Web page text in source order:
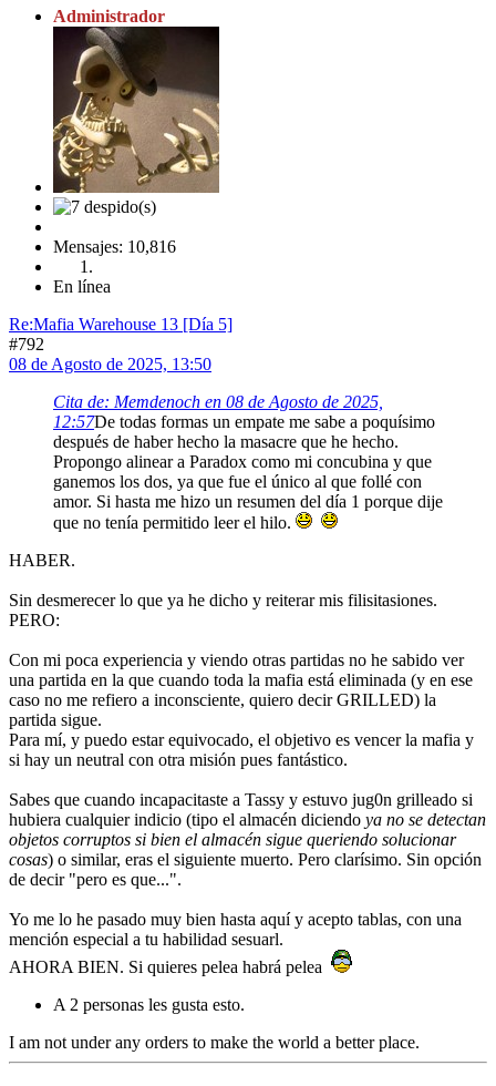
Administrador
Mensajes: 10,816
En línea
Re:Mafia Warehouse 13 [Día 5]
#792
08 de Agosto de 2025, 13:50
Cita de: Memdenoch en 08 de Agosto de 2025,
12:57De todas formas un empate me sabe a poquísimo
después de haber hecho la masacre que he hecho.
Propongo alinear a Paradox como mi concubina y que
ganemos los dos, ya que fue el único al que follé con
amor. Si hasta me hizo un resumen del día 1 porque dije
que no tenía permitido leer el hilo.
HABER.
Sin desmerecer lo que ya he dicho y reiterar mis filisitasiones.
PERO:
Con mi poca experiencia y viendo otras partidas no he sabido ver
una partida en la que cuando toda la mafia está eliminada (y en ese
caso no me refiero a inconsciente, quiero decir GRILLED) la
partida sigue.
Para mí, y puedo estar equivocado, el objetivo es vencer la mafia y
si hay un neutral con otra misión pues fantástico.
Sabes que cuando incapacitaste a Tassy y estuvo jug0n grilleado si
hubiera cualquier indicio (tipo el almacén diciendo ya no se detectan
objetos corruptos si bien el almacén sigue queriendo solucionar
cosas) o similar, eras el siguiente muerto. Pero clarísimo. Sin opción
de decir "pero es que...".
Yo me lo he pasado muy bien hasta aquí y acepto tablas, con una
mención especial a tu habilidad sesuarl.
AHORA BIEN. Si quieres pelea habrá pelea
A 2 personas les gusta esto.
I am not under any orders to make the world a better place.